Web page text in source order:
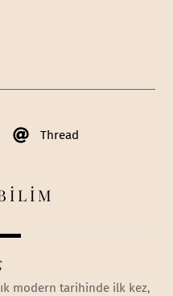
Thread
modern tarihinde ilk kez,